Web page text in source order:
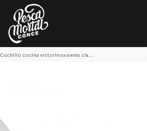
Cuchillo cocina victorinox swiss classic carving